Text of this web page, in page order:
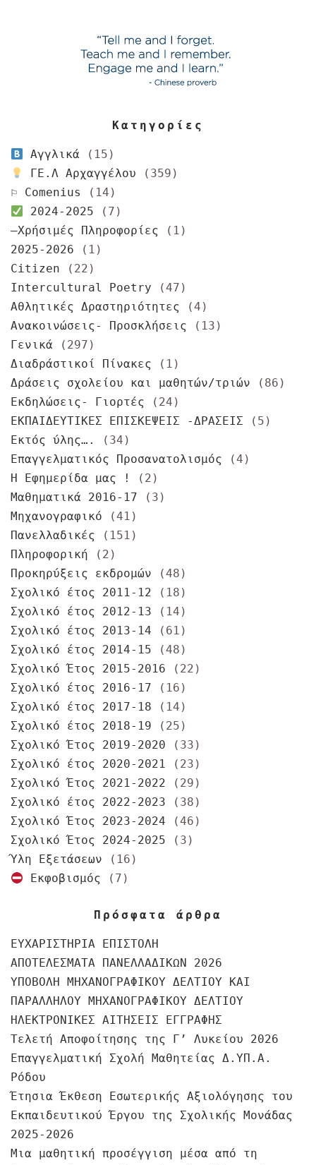
Κατηγορίες
Αγγλικά (15)
ΓΕ.Λ Αρχαγγέλου (359)
⚐ Comenius
(14)
2024-2025 (7)
–Χρήσιμές Πληροφορίες (1)
2025-2026 (1)
Citizen (22)
Intercultural Poetry (47)
Αθλητικές Δραστηριότητες (4)
Ανακοινώσεις- Προσκλήσεις (13)
Γενικά (297)
Διαδράστικοί Πίνακες (1)
Δράσεις σχολείου και μαθητών/τριών (86)
Εκδηλώσεις- Γιορτές (24)
ΕΚΠΑΙΔΕΥΤΙΚΕΣ ΕΠΙΣΚΕΨΕΙΣ -ΔΡΑΣΕΙΣ (5)
Εκτός ύλης….
(34)
Επαγγελματικός Προσανατολισμός (4)
Η Εφημερίδα μας !
(2)
Μαθηματικά 2016-17 (3)
Μηχανογραφικό (41)
Πανελλαδικές (151)
Πληροφορική (2)
Προκηρύξεις εκδρομών (48)
Σχολικό έτος 2011-12 (18)
Σχολικό έτος 2012-13 (14)
Σχολικό έτος 2013-14 (61)
Σχολικό έτος 2014-15 (48)
Σχολικό Έτος 2015-2016 (22)
Σχολικό έτος 2016-17 (16)
Σχολικό έτος 2017-18 (14)
Σχολικό έτος 2018-19 (25)
Σχολικό Έτος 2019-2020 (33)
Σχολικό έτος 2020-2021 (23)
Σχολικό Έτος 2021-2022 (29)
Σχολικό έτος 2022-2023 (38)
Σχολικό Έτος 2023-2024 (46)
Σχολικό Έτος 2024-2025 (3)
Ύλη Εξετάσεων (16)
Εκφοβισμός (7)
Πρόσφατα άρθρα
ΕΥΧΑΡΙΣΤΗΡΙΑ ΕΠΙΣΤΟΛΗ
ΑΠΟΤΕΛΕΣΜΑΤΑ ΠΑΝΕΛΛΑΔΙΚΩΝ 2026
ΥΠΟΒΟΛΗ ΜΗΧΑΝΟΓΡΑΦΙΚΟΥ ΔΕΛΤΙΟΥ ΚΑΙ
ΠΑΡΑΛΛΗΛΟΥ ΜΗΧΑΝΟΓΡΑΦΙΚΟΥ ΔΕΛΤΙΟΥ
ΗΛΕΚΤΡΟΝΙΚΕΣ ΑΙΤΗΣΕΙΣ ΕΓΓΡΑΦΗΣ
Τελετή Αποφοίτησης της Γ’ Λυκείου 2026
Επαγγελματική Σχολή Μαθητείας Δ.ΥΠ.Α.
Ρόδου
Έτησια Έκθεση Εσωτερικής Αξιολόγησης του
Εκπαιδευτικού Έργου της Σχολικής Μονάδας
2025-2026
Μια μαθητική προσέγγιση μέσα από τη